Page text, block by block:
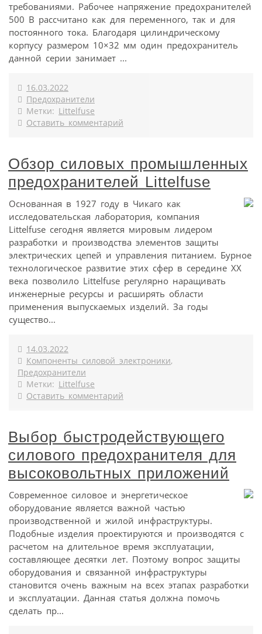
требованиями. Рабочее напряжение предохранителей
500 В рассчитано как для переменного, так и для
постоянного тока. Благодаря цилиндрическому
корпусу размером 10×32 мм один предохранитель
данной серии занимает ...
16.03.2022
Предохранители
Метки: Littelfuse
Оставить комментарий
Обзор силовых промышленных
предохранителей Littelfuse
Основанная в 1927 году в Чикаго как
исследовательская лаборатория, компания
Littelfuse сегодня является мировым лидером
разработки и производства элементов защиты
электрических цепей и управления питанием. Бурное
технологическое развитие этих сфер в середине XX
века позволило Littelfuse регулярно наращивать
инженерные ресурсы и расширять области
применения выпускаемых изделий. За годы
существо...
14.03.2022
Компоненты силовой электроники,
Предохранители
Метки: Littelfuse
Оставить комментарий
Выбор быстродействующего
силового предохранителя для
высоковольтных приложений
Современное силовое и энергетическое
оборудование является важной частью
производственной и жилой инфраструктуры.
Подобные изделия проектируются и производятся с
расчетом на длительное время эксплуатации,
составляющее десятки лет. Поэтому вопрос защиты
оборудования и связанной инфраструктуры
становится очень важным на всех этапах разработки
и эксплуатации. Данная статья должна помочь
сделать пр...